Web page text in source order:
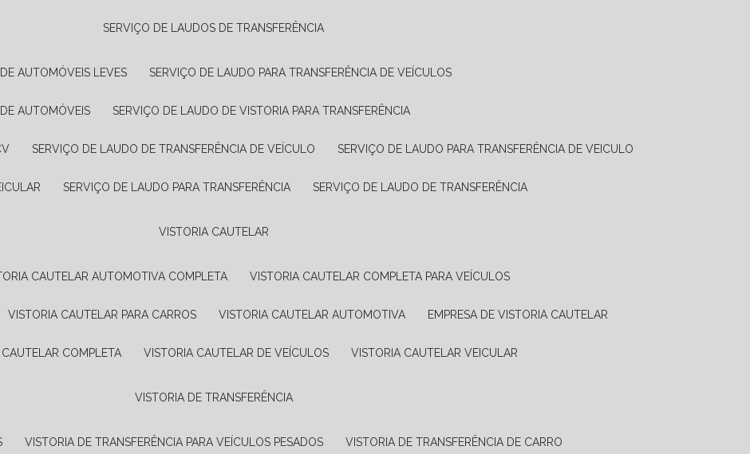
SERVIÇO DE LAUDOS DE TRANSFERÊNCIA
AUTOMÓVEIS LEVES SERVIÇO DE LAUDO PARA TRANSFERÊNCIA DE VEÍCULOS
AUTOMÓVEIS SERVIÇO DE LAUDO DE VISTORIA PARA TRANSFERÊNCIA
SERVIÇO DE LAUDO DE TRANSFERÊNCIA DE VEÍCULO SERVIÇO DE LAUDO PARA TRANSFERÊNCIA DE VEICULO
SERVIÇO DE LAUDO PARA TRANSFERÊNCIA SERVIÇO DE LAUDO DE TRANSFERÊNCIA
VISTORIA CAUTELAR
CAUTELAR AUTOMOTIVA COMPLETA VISTORIA CAUTELAR COMPLETA PARA VEÍCULOS
VISTORIA CAUTELAR PARA CARROS VISTORIA CAUTELAR AUTOMOTIVA EMPRESA DE VISTORIA CAUTELAR
CAUTELAR COMPLETA VISTORIA CAUTELAR DE VEÍCULOS VISTORIA CAUTELAR VEICULAR
VISTORIA DE TRANSFERÊNCIA
VISTORIA DE TRANSFERÊNCIA PARA VEÍCULOS PESADOS VISTORIA DE TRANSFERÊNCIA DE CARRO